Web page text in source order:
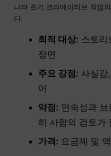
니라 초기 크리에이티브 작업
다.
최적 대상: 스토리
장면
주요 강점: 사실감
어
약점: 연속성과
히 사람의 검토가
가격: 요금제 및